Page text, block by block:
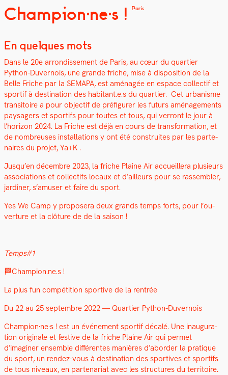
Champion·ne·s ! Paris
En quelques mots
Dans le 20e arrondisse­ment de Paris, au cœur du quarti­er
Python-Duver­nois, une grande friche, mise à dis­po­si­tion de la
Belle Friche par la SEMAPA, est amé­nagée en espace col­lec­tif et
sportif à des­ti­na­tion des habitant.e.s du quarti­er. Cet urban­isme
tran­si­toire a pour objec­tif de pré­fig­ur­er les futurs amé­nage­ments
paysagers et sportifs pour toutes et tous, qui ver­ront le jour à
l’hori­zon 2024. La Friche est déjà en cours de trans­for­ma­tion, et
de nom­breuses instal­la­tions y ont été con­stru­ites par les parte­
naires du pro­jet, Ya+K .
Jusqu’en décem­bre 2023, la friche Plaine Air accueillera plusieurs
asso­ci­a­tions et col­lec­tifs locaux et d’ailleurs pour se rassem­bler,
jar­diner, s’amuser et faire du sport.
Yes We Camp y pro­posera deux grands temps forts, pour l’ou­
ver­ture et la clô­ture de de la sai­son !
Temps#1
🏁Champion.ne.s !
La plus fun com­péti­tion sportive de la ren­trée
Du 22 au 25 sep­tem­bre 2022 — Quarti­er Python-Duver­nois
Champion·ne·s ! est un événe­ment sportif décalé. Une inau­gu­ra­
tion orig­i­nale et fes­tive de la friche Plaine Air qui per­met
d’imaginer ensem­ble dif­férentes manières d’aborder la pra­tique
du sport, un ren­dez-vous à des­ti­na­tion des sportives et sportifs
de tous niveaux, en parte­nar­i­at avec les struc­tures du ter­ri­toire.